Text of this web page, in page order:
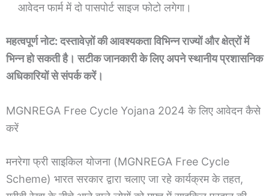
आवेदन फार्म में दो पासपोर्ट साइज फोटो लगेगा।
महत्वपूर्ण नोट: दस्तावेज़ों की आवश्यकता विभिन्न राज्यों और क्षेत्रों में
भिन्न हो सकती है। सटीक जानकारी के लिए अपने स्थानीय प्रशासनिक
अधिकारियों से संपर्क करें।
MGNREGA Free Cycle Yojana 2024 के लिए आवेदन कैसे
करें
मनरेगा फ्री साइकिल योजना (MGNREGA Free Cycle
Scheme) भारत सरकार द्वारा चलाए जा रहे कार्यक्रम के तहत,